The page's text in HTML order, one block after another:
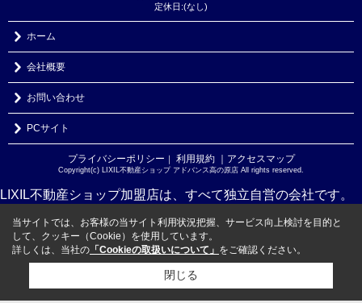
定休日:(なし)
ホーム
会社概要
お問い合わせ
PCサイト
プライバシーポリシー ｜ 利用規約 ｜アクセスマップ
Copyright(c) LIXIL不動産ショップ アドバンス高の原店 All rights reserved.
LIXIL不動産ショップ加盟店は、すべて独立自営の会社です。
当サイトでは、お客様の当サイト利用状況把握、サービス向上検討を目的と
して、クッキー（Cookie）を使用しています。
詳しくは、当社の 「Cookieの取扱いについて」 をご確認ください。
閉じる